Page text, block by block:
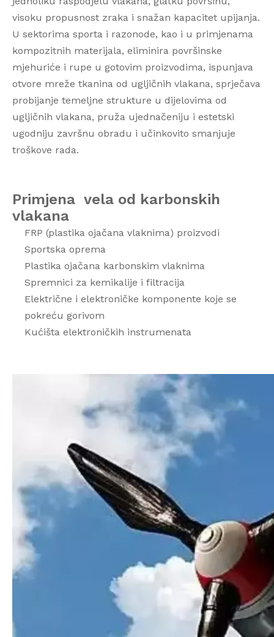
visoku propusnost zraka i snažan kapacitet upijanja.
U sektorima sporta i razonode, kao i u primjenama
kompozitnih materijala, eliminira površinske
mjehuriće i rupe u gotovim proizvodima, ispunjava
otvore mreže tkanina od ugljičnih vlakana, sprječava
probijanje temeljne strukture u dijelovima od
ugljičnih vlakana, pruža ujednačeniju i estetski
ugodniju završnu obradu i učinkovito smanjuje
troškove rada.
Primjena vela od karbonskih
vlakana
FRP (plastika ojačana vlaknima) proizvodi
Sportska oprema
Plastika ojačana karbonskim vlaknima
Spremnici za kemikalije i filtracija
Električne i elektroničke komponente koje se
pokreću gorivom
Kućišta elektroničkih instrumenata